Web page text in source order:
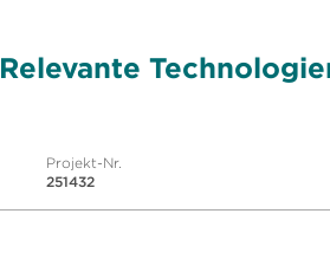
Relevante
Projekt-Nr.
251432